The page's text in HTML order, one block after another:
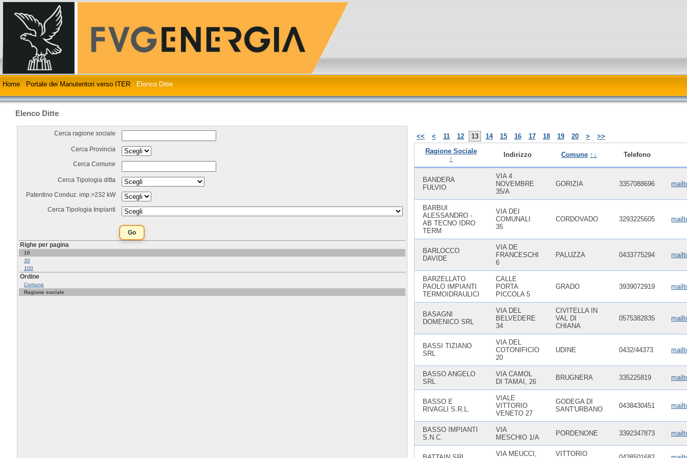
Home : Portale dei Manutentori verso ITER : Elenco Ditte
Elenco Ditte
Cerca ragione sociale
Cerca Provincia
Cerca Comune
Cerca Tipologia ditta
Patentino Conduz. imp.>232 kW
Cerca Tipologia Impianti
Righe per pagina
10
30
100
Ordine
Comune
Ragione sociale
<< < 11 12 13 14 15 16 17 18 19 20 >
>>
Ragione Sociale
↑
Indirizzo Comune ↑↓ Telefono
BANDERA
FULVIO
VIA 4
NOVEMBRE
35/A
GORIZIA 3357088696
BARBUI
ALESSANDRO -
AB TECNO IDRO
TERM
VIA DEI
COMUNALI
35
CORDOVADO 3293225605
BARLOCCO
DAVIDE
VIA DE
FRANCESCHI
6
PALUZZA 0433775294
BARZELLATO
PAOLO IMPIANTI
TERMOIDRAULICI
CALLE
PORTA
PICCOLA 5
GRADO 3939072919
BASAGNI
DOMENICO SRL
VIA DEL
BELVEDERE
34
CIVITELLA IN
VAL DI
CHIANA
0575382835
BASSI TIZIANO
SRL
VIA DEL
COTONIFICIO
20
UDINE 0432/44373
BASSO ANGELO
SRL
VIA CAMOL
DI TAMAI, 26
BRUGNERA 335225819
BASSO E
RIVAGLI S.R.L.
VIALE
VITTORIO
VENETO 27
GODEGA DI
SANT'URBANO
0438430451
BASSO IMPIANTI
S.N.C.
VIA
MESCHIO 1/A
PORDENONE 3392347873
VIA MEUCCI,
VITTORIO